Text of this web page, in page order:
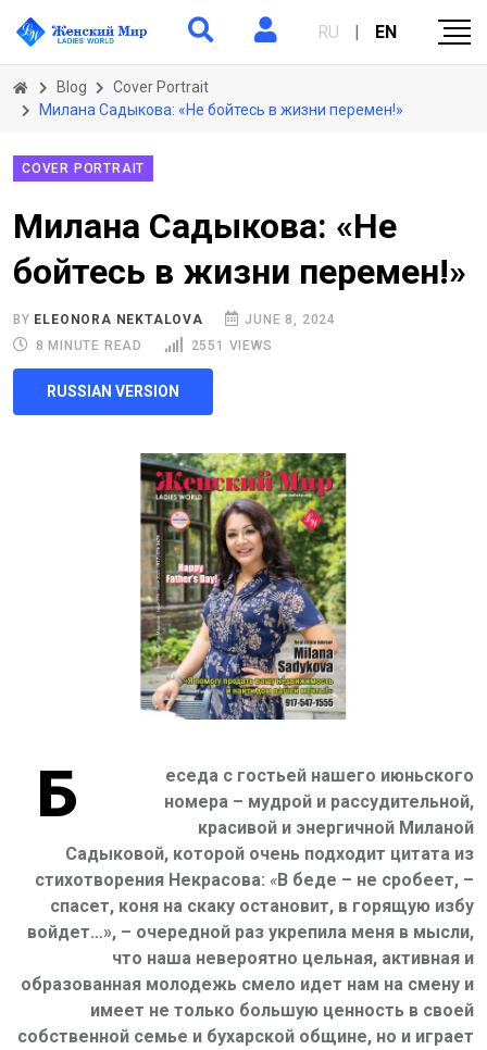
RU | EN
Blog
Cover Portrait
Милана Садыкова: «Не бойтесь в жизни перемен!»
COVER PORTRAIT
Милана Садыкова: «Не
бойтесь в жизни перемен!»
BY ELEONORA NEKTALOVA
JUNE 8, 2024
8 MINUTE READ
2551 VIEWS
RUSSIAN VERSION
Б
еседа с гостьей нашего июньского
номера – мудрой и рассудительной,
красивой и энергичной Миланой
Садыковой, которой очень подходит цитата из
стихотворения Некрасова: «В беде – не сробеет, –
спасет, коня на скаку остановит, в горящую избу
войдет…», – очередной раз укрепила меня в мысли,
что наша невероятно цельная, активная и
образованная молодежь смело идет нам на смену и
имеет не только большую ценность в своей
собственной семье и бухарской общине, но и играет